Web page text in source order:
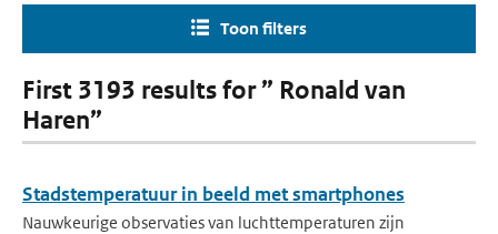
Toon filters
First 3193 results for ” Ronald van
Haren”
Stadstemperatuur in beeld met smartphones
Nauwkeurige observaties van luchttemperaturen zijn